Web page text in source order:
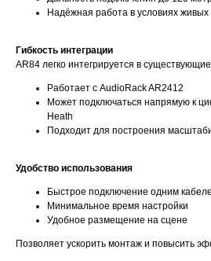
Надёжная работа в условиях живых
Гибкость интеграции
AR84 легко интегрируется в
Работает с AudioRack AR2412
Может подключаться напрямую к
Heath
Подходит для построения
Удобство использования
Быстрое подключение одним
Минимальное время настройки
Удобное размещение на сцене
Позволяет ускорить монтаж и повысить